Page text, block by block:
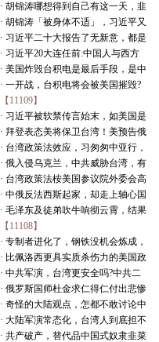
· 胡锦涛哪想得到自己有这一天，韭
· 胡锦涛「被身体不适」，习近平又
· 习近平二十大报告了无新意，都是
· 习近平20大连任前:中国人与西方
· 美国炸毁台积电是最后手段，是中
· 一开战，台积电将会被美国摧毁?
【11109】
· 习近平被软禁传言始末，如美国是
· 拜登表态美将保卫台湾！美预告俄
· 台湾政策法效应，习匆匆中亚行，
· 俄入侵乌克兰，中共威胁台湾，有
· 台湾政策法桉美国参议院外委会高
· 中俄反法西斯起家，却走上轴心国
· 毛泽东及徒弟吹牛响彻云霄，结果
【11108】
· 专制者进化了，钢铁没机会炼成，
· 比佩洛西更具实质杀伤力的美国政
· 中共军演，台湾更安全吗?中共二
· 俄罗斯国师杜金求仁得仁付出悲惨
· 奇怪的大陆观点，怎都不敢讨论中
· 大陆军演常态化，台湾人到底担不
· 共产破产，替代品中国式奴隶韭菜